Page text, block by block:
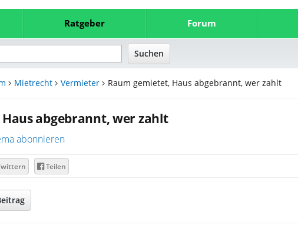
Ratgeber Forum
Mietrecht Vermieter Raum gemietet, Haus abgebrannt, wer zahlt
abgebrannt, wer zahlt
abonnieren
Teilen